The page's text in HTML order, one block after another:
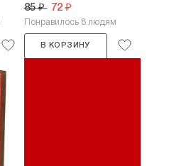
85 ₽ 72 ₽
Понравилось 8 людям
В КОРЗИНУ